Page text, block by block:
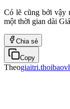
Có lẽ cũng bởi vậy
một thời gian dài
Chia sẻ
Copy
Theo